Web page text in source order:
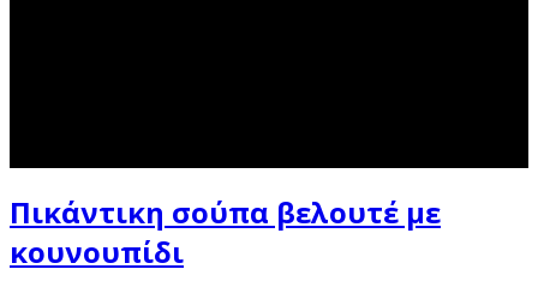
Πικάντικη σούπα βελουτέ με
κουνουπίδι